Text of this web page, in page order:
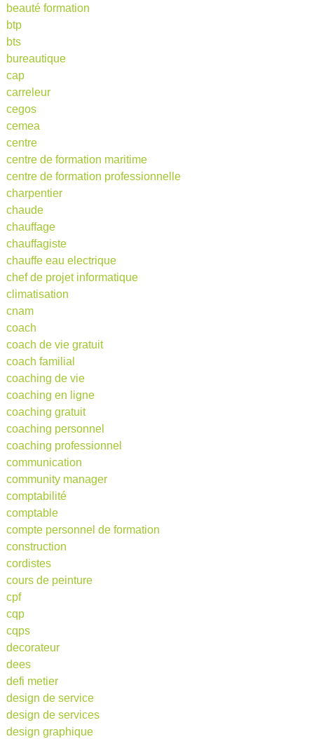
beauté formation
btp
bts
bureautique
cap
carreleur
cegos
cemea
centre
centre de formation maritime
centre de formation professionnelle
charpentier
chaude
chauffage
chauffagiste
chauffe eau electrique
chef de projet informatique
climatisation
cnam
coach
coach de vie gratuit
coach familial
coaching de vie
coaching en ligne
coaching gratuit
coaching personnel
coaching professionnel
communication
community manager
comptabilité
comptable
compte personnel de formation
construction
cordistes
cours de peinture
cpf
cqp
cqps
decorateur
dees
defi metier
design de service
design de services
design graphique